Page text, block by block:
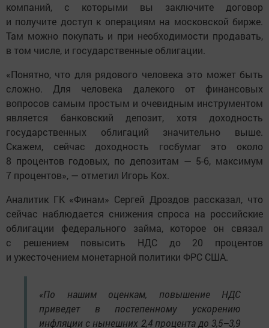
компаний, с которыми вы заключите договор
и получите доступ к операциям на московской бирже.
Там можно покупать и при необходимости продавать,
в том числе, и государственные облигации.
«Понятно, что для рядового человека это может быть
сложно. Для человека далекого от финансовых
вопросов самым простым и очевидным инструментом
является банковский депозит, хотя доходность
государственных облигаций значительно выше.
Скажем, сейчас доходность госбумаг это около
8 процентов годовых, по депозитам — 5-6, максимум
7 процентов», — отметил Игорь Кох.
Аналитик ГК «Финам» Сергей Дроздов рассказал, что
сейчас наблюдается снижения спроса на российские
облигации федерального займа, которое он связал
с решением повысить НДС до 20 процентов
и ужесточением монетарной политики ФРС США.
«По нашим оценкам, повышение НДС
приведет в постепенному ускорению
инфляции с нынешних 2,4 процента до 3,5–3,9